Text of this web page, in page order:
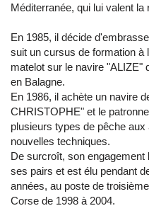
Méditerranée, qui lui valent
En 1985, il décide
suit un cursus de formation
matelot sur le navire "ALIZE"
en Balagne.
En 1986, il achète un navire
CHRISTOPHE" et le
plusieurs types de pêche
nouvelles techniques.
De surcroît, son
ses pairs et est élu pendant
années, au poste de
Corse de 1998 à 2004.